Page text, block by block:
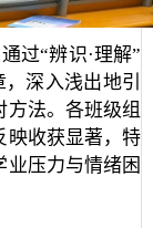
过“辨识·理解”
深入浅出地引
法。各班级组
映收获显著，特
业压力与情绪困